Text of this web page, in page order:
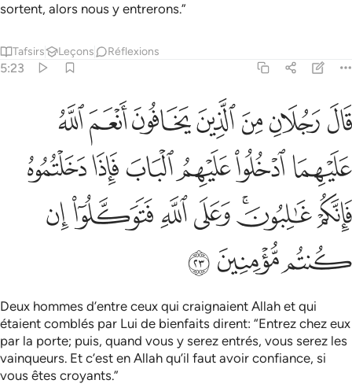
sortent, alors nous y entrerons.”
Tafsirs Leçons Réflexions
5:23
قال رجلان من الذين يخافون انعم الله عليهما ادخلوا عليهم الباب فاذا
قَالَ رَجُلَانِ مِنَ ٱلَّذِينَ يَخَافُونَ أَنْعَمَ ٱللَّهُ عَلَيْهِمَا ٱدْخُلُوا۟ عَلَيْهِمُ
ﲼﲽﲾﲿﳀﳁﳂ
ﳃﳄﳅﳆﳇﳈ
ﳉﳊﳋﳌﳍﳎﳏ
ﳐﳑﳒ
Deux hommes d’entre ceux qui craignaient Allah et qui
étaient comblés par Lui de bienfaits dirent: “Entrez chez eux
par la porte; puis, quand vous y serez entrés, vous serez les
vainqueurs. Et c’est en Allah qu’il faut avoir confiance, si
vous êtes croyants.”